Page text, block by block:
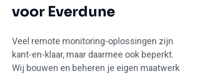
voor Everdune
Veel remote monitoring-oplossingen zijn
kant-en-klaar, maar daarmee ook beperkt.
Wij bouwen en beheren je eigen maatwerk